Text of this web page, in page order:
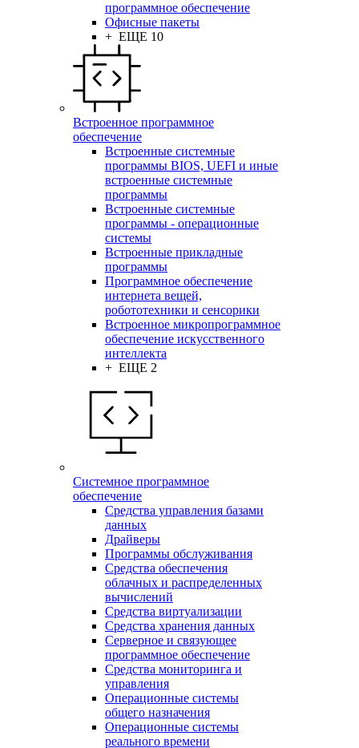
программное обеспечение
Офисные пакеты
+ ЕЩЕ 10
Встроенное программное
обеспечение
Встроенные системные
программы BIOS, UEFI и иные
встроенные системные
программы
Встроенные системные
программы - операционные
системы
Встроенные прикладные
программы
Программное обеспечение
интернета вещей,
робототехники и сенсорики
Встроенное микропрограммное
обеспечение искусственного
интеллекта
+ ЕЩЕ 2
Системное программное
обеспечение
Средства управления базами
данных
Драйверы
Программы обслуживания
Средства обеспечения
облачных и распределенных
вычислений
Средства виртуализации
Средства хранения данных
Серверное и связующее
программное обеспечение
Средства мониторинга и
управления
Операционные системы
общего назначения
Операционные системы
реального времени